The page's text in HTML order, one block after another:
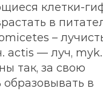
клетки-
в
–
actis — луч,
так, за свою
образовывать в